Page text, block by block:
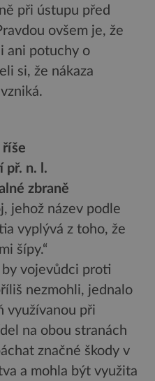
při ústupu před
ovšem je, že
ani potuchy o
si, že nákaza
př. n. l.
zbraně
jehož název podle
vyplývá z toho, že
šípy.“
by vojevůdci proti
nezmohli, jednalo
využívanou při
na obou stranách
značné škody v
a mohla být využita